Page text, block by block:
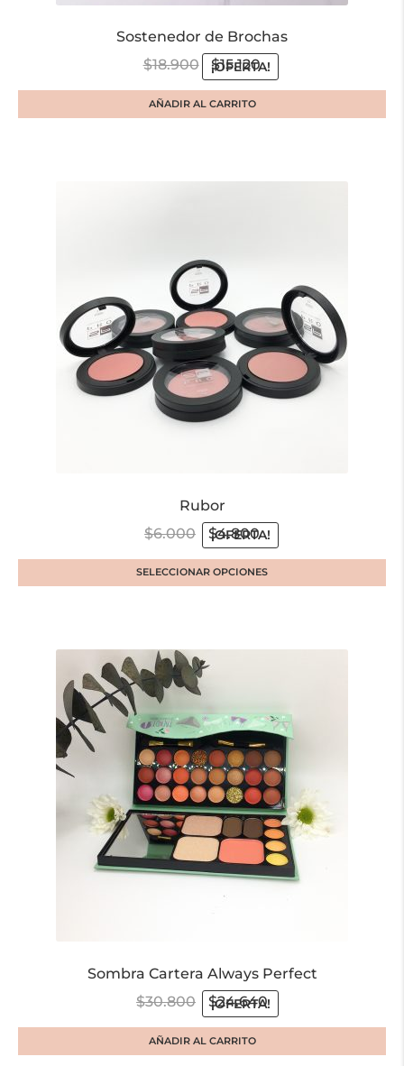
Sostenedor de Brochas
¡OFERTA!
$18.900 $15.120
AÑADIR AL CARRITO
Rubor
¡OFERTA!
$6.000 $4.800
SELECCIONAR OPCIONES
Sombra Cartera Always Perfect
¡OFERTA!
$30.800 $24.640
AÑADIR AL CARRITO